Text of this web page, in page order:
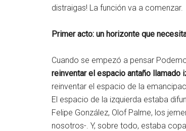
distraigas! La función va a comenzar.
Primer acto: un horizonte que
Cuando se empezó a pensar
reinventar el espacio antaño llamado
reinventar el espacio de la
El espacio de la izquierda estaba
Felipe González, Olof Palme, los
nosotros-. Y, sobre todo, estaba